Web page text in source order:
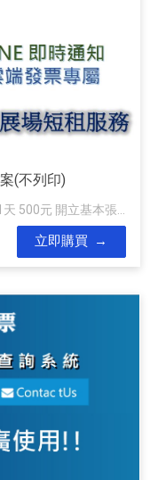
(不列印)
500元 開立基本張...
立即購買